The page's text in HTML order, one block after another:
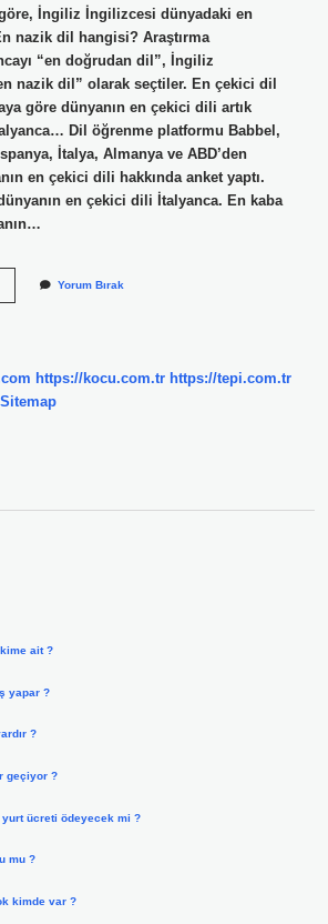
göre, İngiliz İngilizcesi dünyadaki en
nazik dil hangisi? Araştırma
“en doğrudan dil”, İngiliz
nazik dil” olarak seçtiler. En çekici dil
göre dünyanın en çekici dili artık
Dil öğrenme platformu Babbel,
İtalya, Almanya ve ABD’den
en çekici dili hakkında anket yaptı.
en çekici dili İtalyanca. En kaba
Yorum Bırak
https://kocu.com.tr https://tepi.com.tr
Sitemap
ait ?
yapar ?
?
geçiyor ?
yurt ücreti ödeyecek mi ?
mu ?
kimde var ?